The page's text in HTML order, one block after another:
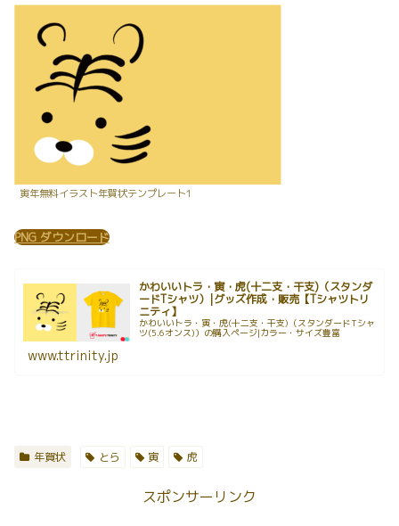
寅年無料イラスト年賀状テンプレート1
PNG ダウンロード
かわいいトラ・寅・虎(十二支・干支)（スタンダ
ードTシャツ）|グッズ作成・販売【Tシャツトリ
ニティ】
かわいいトラ・寅・虎(十二支・干支)（スタンダードTシャ
ツ(5.6オンス)）の購入ページ|カラー・サイズ豊富
www.ttrinity.jp
年賀状 とら 寅 虎
スポンサーリンク